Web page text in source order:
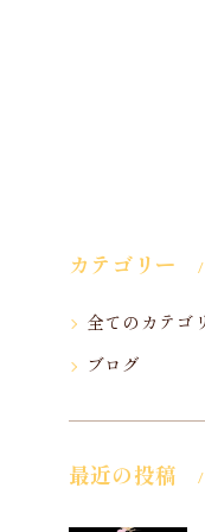
カテゴリー
全てのカテゴ
ブログ
最近の投稿